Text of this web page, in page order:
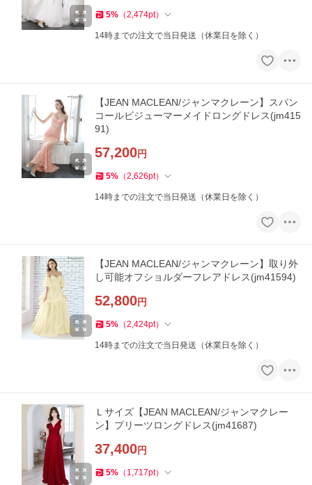
5% （2,474pt）
14時までの注文で当日発送（休業日を除く）
【JEAN MACLEAN/ジャンマクレーン】スパン
コールビジューマーメイドロングドレス(jm415
91)
57,200円
5% （2,626pt）
14時までの注文で当日発送（休業日を除く）
【JEAN MACLEAN/ジャンマクレーン】取り外
し可能オフショルダーフレアドレス(jm41594)
52,800円
5% （2,424pt）
14時までの注文で当日発送（休業日を除く）
Ｌサイズ【JEAN MACLEAN/ジャンマクレー
ン】プリーツロングドレス(jm41687)
37,400円
5% （ 1,717pt）